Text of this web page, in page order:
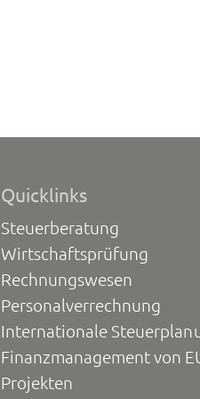
Quicklinks
Steuerberatung
Wirtschaftsprüfung
Rechnungswesen
Personalverrechnung
Internationale
Finanzmanagement von
Projekten